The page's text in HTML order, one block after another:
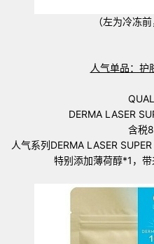
（左为冷冻
人气单品：护
DERMA LASER
含税
人气系列DERMA LASER
特别添加薄荷醇*1，带